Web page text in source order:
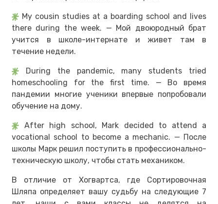
My cousin studies at a boarding school and lives
there during the week. — Мой двоюродный брат
учится в школе-интернате и живет там в
течение недели.
During the pandemic, many students tried
homeschooling for the first time. — Во время
пандемии многие ученики впервые попробовали
обучение на дому.
After high school, Mark decided to attend a
vocational school to become a mechanic. — После
школы Марк решил поступить в профессионально-
техническую школу, чтобы стать механиком.
В отличие от Хогвартса, где Сортировочная
Шляпа определяет вашу судьбу на следующие 7